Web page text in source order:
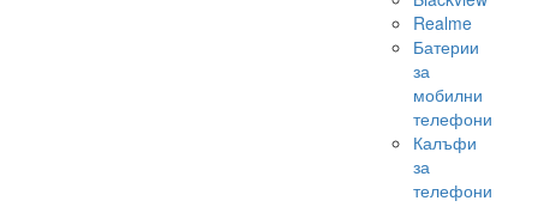
Realme
Батерии
за
мобилни
телефони
Калъфи
за
телефони